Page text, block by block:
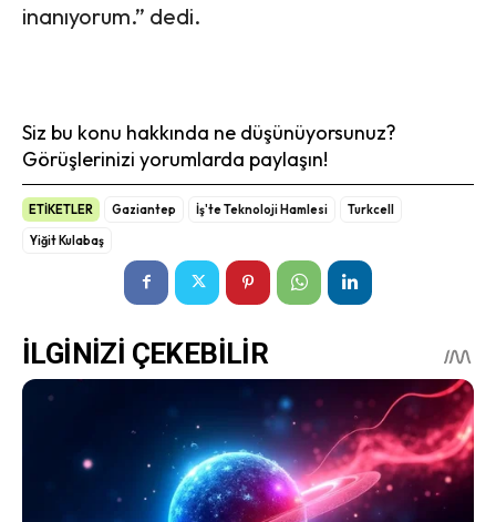
inanıyorum.” dedi.
Siz bu konu hakkında ne düşünüyorsunuz?
Görüşlerinizi yorumlarda paylaşın!
ETİKETLER Gaziantep İş'te Teknoloji Hamlesi
Turkcell
Yiğit Kulabaş